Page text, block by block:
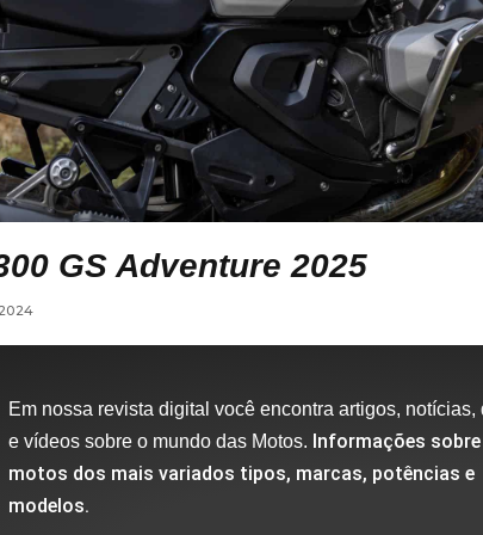
GS Adventure 2025
Em nossa revista digital você encontra artigos, notícias,
e vídeos sobre o mundo das Motos. Informações sobre
motos dos mais variados tipos, marcas, potências e
modelos.